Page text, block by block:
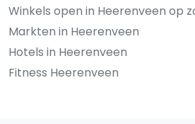
Winkels open in Heerenveen op
Markten in Heerenveen
Hotels in Heerenveen
Fitness Heerenveen